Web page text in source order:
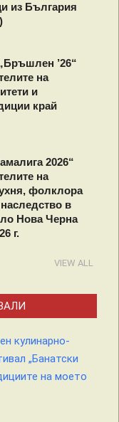
из България
’26“
на
и
край
2026“
на
фолклора
в
Нова Черна
г.
VIEW ALL
кулинарно-
„Банатски
на моето